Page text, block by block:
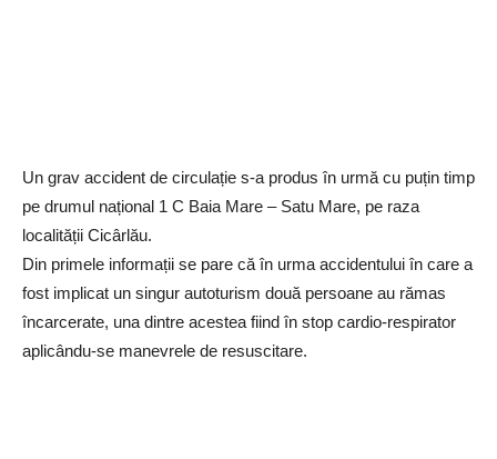
Un grav accident de circulație s-a produs în urmă cu puțin timp
pe drumul național 1 C Baia Mare – Satu Mare, pe raza
localității Cicârlău.
Din primele informații se pare că în urma accidentului în care a
fost implicat un singur autoturism două persoane au rămas
încarcerate, una dintre acestea fiind în stop cardio-respirator
aplicându-se manevrele de resuscitare.